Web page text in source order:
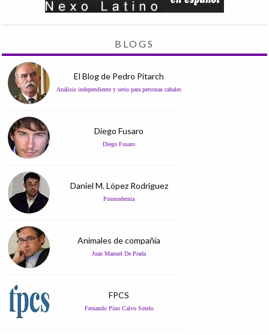
BLOGS
El Blog de Pedro Pitarch
Análisis independiente y serio para personas cabales
Diego Fusaro
Diego Fusaro
Daniel M. López Rodríguez
Posmodernia
Animales de compañía
Juan Manuel De Prada
FPCS
Fernando Pino Calvo Sotelo